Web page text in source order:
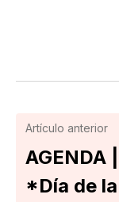
Artículo anterior
*Día de